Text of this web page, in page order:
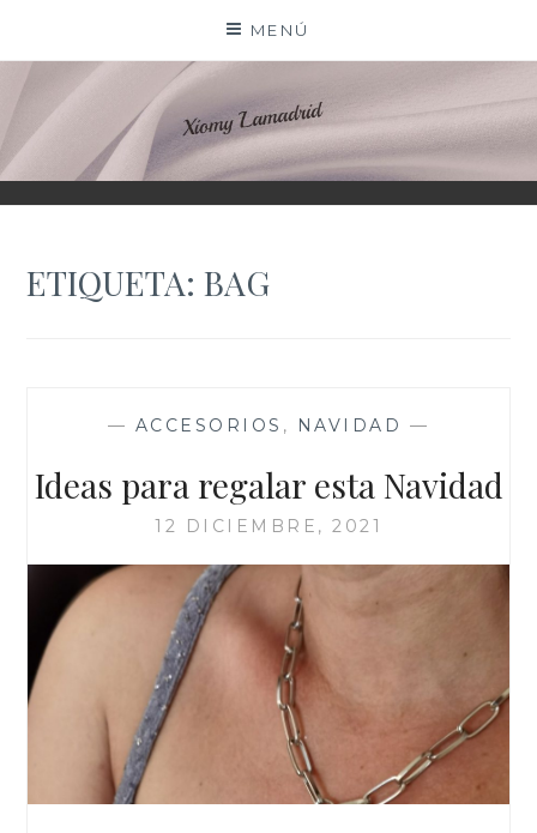
contenido
MENÚ
XIOMY LAMADRID
ETIQUETA:BAG
— ACCESORIOS , NAVIDAD —
Ideas para regalar esta Navidad
12 DICIEMBRE, 2021